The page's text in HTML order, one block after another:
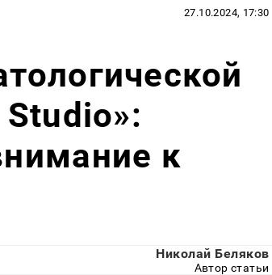
27.10.2024, 17:30
к
Николай Беляков
Автор статьи